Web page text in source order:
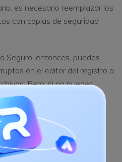
es necesario reemplazar los
con copias de seguridad
Seguro, entonces, puedes
en el editor del registro a
Pero, si no puedes,
esta tarea a través del
de recuperación de
de Recuperación de
disco de instalación de